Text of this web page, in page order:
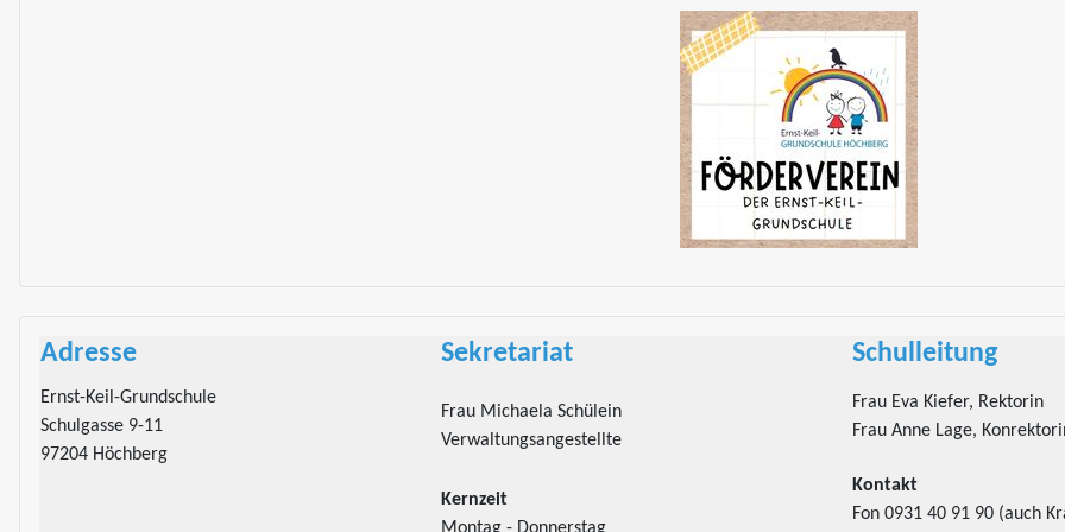
Adresse Sekretariat Schulleitung
Ernst-Keil-Grundschule
Schulgasse 9-11
97204 Höchberg
Frau Michaela Schülein
Verwaltungsangestellte
Frau Eva Kiefer, Rektorin
Frau Anne Lage,
Kernzeit
Kontakt
Fon 0931 40 91 90 (auch